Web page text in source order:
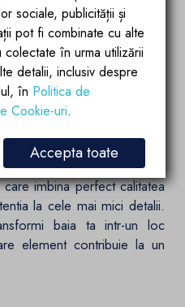
lavoarele montate pe
cu diverse stiluri de
cu bateria Armonia de
a luxului si
modern si finisaj premium
angajamentuluiEgo
imbina perfect calitatea
la cele mai mici detalii.
baia ta intr-un loc
element contribuie la un
sociale, publicității și
pot fi combinate cu alte
în urma utilizării
detalii, inclusiv despre
în Politica de
Cookie-uri.
Accepta toate